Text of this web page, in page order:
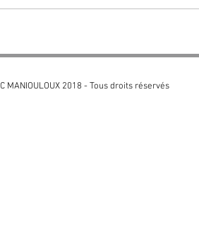
MANIOULOUX 2018 - Tous droits réservés